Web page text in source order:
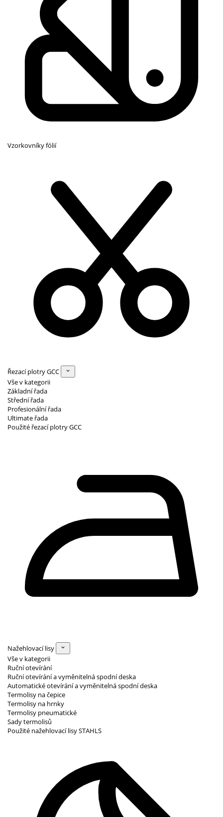
Vzorkovníky fólií
Řezací plotry GCC
Vše v kategorii
Základní řada
Střední řada
Profesionální řada
Ultimate řada
Použité řezací plotry GCC
Nažehlovací lisy
Vše v kategorii
Ruční otevírání
Ruční otevírání a vyměnitelná spodní deska
Automatické otevírání a vyměnitelná spodní deska
Termolisy na čepice
Termolisy na hrnky
Termolisy pneumatické
Sady termolisů
Použité nažehlovací lisy STAHLS